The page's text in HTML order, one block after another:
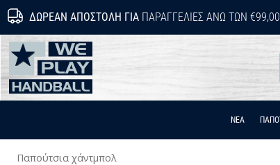
ΔΩΡΕΆΝ ΑΠΟΣΤΟΛΉ ΓΙΑΠΑΡΑΓΓΕΛΊΕΣ ΆΝΩ ΤΩΝ €99,00
WePlayHandball.cy
ΝΕΑ
Παπούτσια χάντμπολ